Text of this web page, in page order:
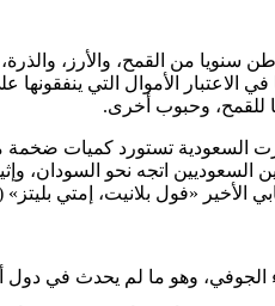
من القمح، والأرز،
في الاعتبار الأموال التي
للقمح، وحبوب أخرى.
السعودية تستورد كميات ضخمة
السعوديين اتجه نحو السودان،
الأخير «فول بلانيت، إمتي
الجوفي، وهو ما لم يحدث في